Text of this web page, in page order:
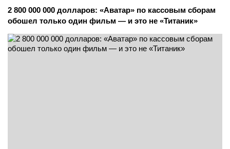
2 800 000 000 долларов: «Аватар» по кассовым сборам
обошел только один фильм — и это не «Титаник»